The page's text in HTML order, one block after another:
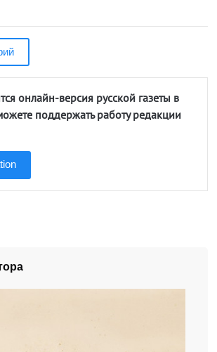
онлайн-версия русской газеты в
поддержать работу редакции